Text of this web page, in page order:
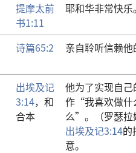
提摩太前
书1:11
耶和华非常快乐
诗篇65:2 亲自聆听信赖
出埃及记
3:14，和
合本
他为了实现自
作“我喜欢做什
么”。（罗瑟拉
出埃及记3:14的
意。